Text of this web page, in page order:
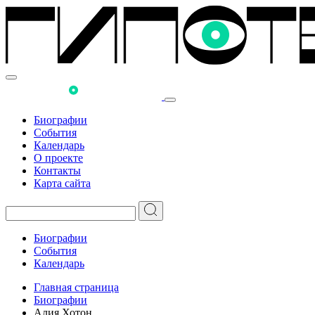
Биографии
События
Календарь
О проекте
Контакты
Карта сайта
Биографии
События
Календарь
Главная страница
Биографии
Алия Хотон